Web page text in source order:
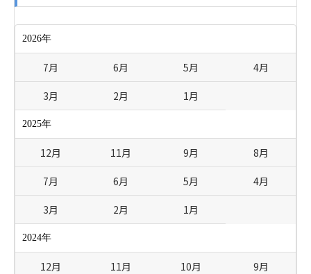
2026年
7月 6月 5月 4月
3月 2月 1月
2025年
12月 11月 9月 8月
7月 6月 5月 4月
3月 2月 1月
2024年
12月 11月 10月 9月